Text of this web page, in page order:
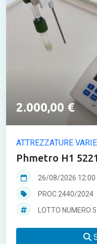
2.000,00 €
ATTREZZATURE VARIE
Phmetro H1
45
26/08/2026 12:00
PROC 2440/2024
LOTTO NUMERO 5